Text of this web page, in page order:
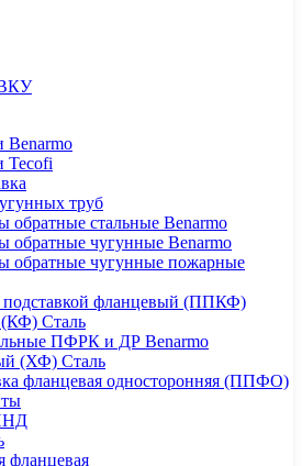
Benarmo
Tecofi
труб
обратные стальные Benarmo
обратные чугунные Benarmo
обратные чугунные пожарные
подставкой фланцевый (ППКФ)
Сталь
ПФРК и ДР Benarmo
(ХФ) Сталь
фланцевая односторонняя (ППФО)
фланцевая